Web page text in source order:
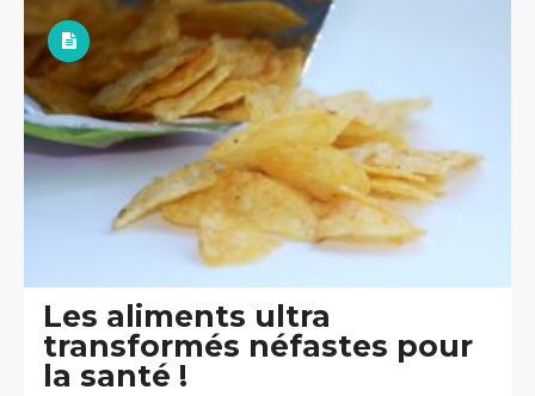
Les aliments ultra
transformés néfastes pour
la santé !